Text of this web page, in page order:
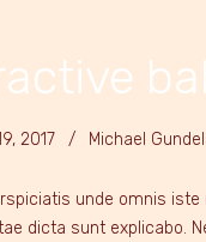
2017 Michael
unde omnis
dicta sunt explicabo.